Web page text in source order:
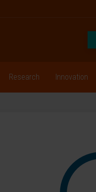
Research Innovation